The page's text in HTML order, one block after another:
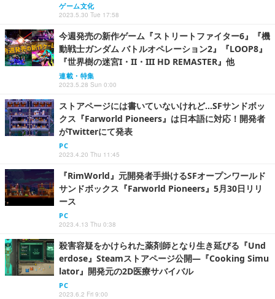
ゲーム文化
2023.5.30 Tue 17:58
今週発売の新作ゲーム『ストリートファイター6』『機
動戦士ガンダム バトルオペレーション2』『LOOP8』
『世界樹の迷宮I・II・III HD REMASTER』他
連載・特集
2023.5.28 Sun 0:00
ストアページには書いていないけれど…SFサンドボッ
クス『Farworld Pioneers』は日本語に対応！開発者
がTwitterにて発表
PC
2023.4.20 Thu 11:45
『RimWorld』元開発者手掛けるSFオープンワールド
サンドボックス『Farworld Pioneers』5月30日リリ
ース
PC
2023.4.13 Thu 0:38
殺害容疑をかけられた薬剤師となり生き延びる『Und
erdose』Steamストアページ公開―『Cooking Simu
lator』開発元の2D医療サバイバル
PC
2023.6.2 Fri 9:00